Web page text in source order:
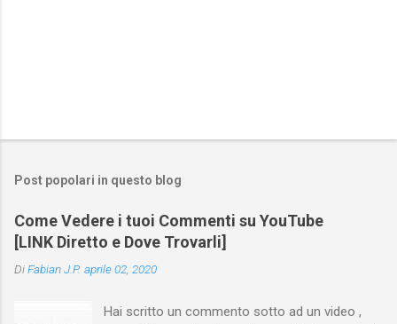
Post popolari in questo blog
Come Vedere i tuoi Commenti su YouTube
[LINK Diretto e Dove Trovarli]
DiFabian J.P. aprile 02, 2020
Hai scritto un commento sotto ad un video ,